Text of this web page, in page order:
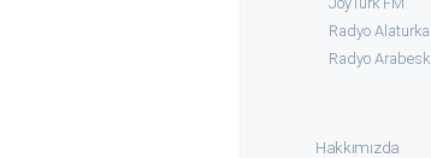
Radyo Alaturka
Radyo Arabesk
Hakkımızda